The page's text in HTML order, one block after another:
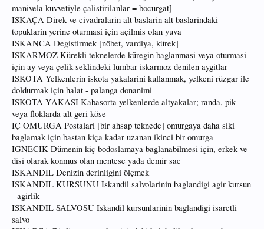
manivela kuvvetiyle çalistirilanlar = bocurgat]
ISKAÇA Direk ve civadralarin alt baslarin alt baslarindaki
topuklarin yerine oturmasi için açilmis olan yuva
ISKANCA Degistirmek [nöbet, vardiya, kürek]
ISKARMOZ Kürekli teknelerde küregin baglanmasi veya oturmasi
için ay veya çelik seklindeki lumbar iskarmoz denilen aygitlar
ISKOTA Yelkenlerin iskota yakalarini kullanmak, yelkeni rüzgar ile
doldurmak için halat - palanga donanimi
ISKOTA YAKASI Kabasorta yelkenlerde altyakalar; randa, pik
veya floklarda alt geri köse
IÇ OMURGA Postalari [bir ahsap teknede] omurgaya daha siki
baglamak için bastan kiça kadar uzanan ikinci bir omurga
IGNECIK Dümenin kiç bodoslamaya baglanabilmesi için, erkek ve
disi olarak konmus olan mentese yada demir sac
ISKANDIL Denizin derinligini ölçmek
ISKANDIL KURSUNU Iskandil salvolarinin baglandigi agir kursun
- agirlik
ISKANDIL SALVOSU Iskandil kursunlarinin baglandigi isaretli
salvo